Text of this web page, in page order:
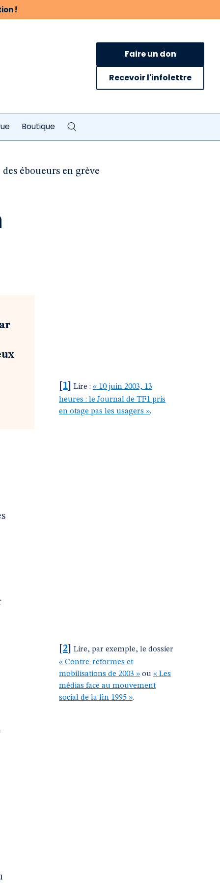
!
Faire un don
Recevoir l'infolettre
Boutique
éboueurs en grève
1 Lire : « 10 juin 2003, 13
heures : le Journal de TF1 pris
en otage pas les usagers ».
2
Lire, par exemple, le dossier
« Contre-réformes et
mobilisations de 2003 » ou « Les
médias face au mouvement
social de la fin 1995 ».